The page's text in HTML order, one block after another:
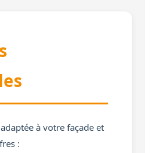
à votre façade et
: